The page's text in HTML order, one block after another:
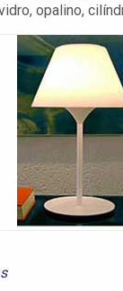
opalino,